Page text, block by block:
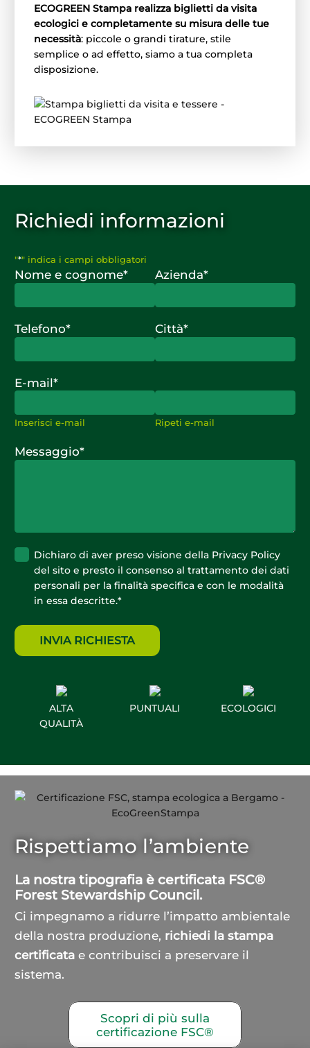
ECOGREEN Stampa realizza biglietti da visita
ecologici e completamente su misura delle tue
necessità: piccole o grandi tirature, stile
semplice o ad effetto, siamo a tua completa
disposizione.
ALTA
QUALITÀ
PUNTUALI ECOLOGICI
Richiedi informazioni
"*" indica i campi obbligatori
Nome e cognome* Azienda*
Telefono* Città*
E-mail*
Inserisci e-mail Ripeti e-mail
Messaggio*
Privacy*
Dichiaro di aver preso visione della Privacy Policy
del sito e presto il consenso al trattamento dei dati
personali per la finalità specifica e con le modalità
in essa descritte.*
Rispettiamo l’ambiente
La nostra tipografia è certificata FSC®
Forest Stewardship Council.
Ci impegnamo a ridurre l’impatto ambientale
della nostra produzione, richiedi la stampa
certificata e contribuisci a preservare il
sistema.
Scopri di più sulla
certificazione FSC®